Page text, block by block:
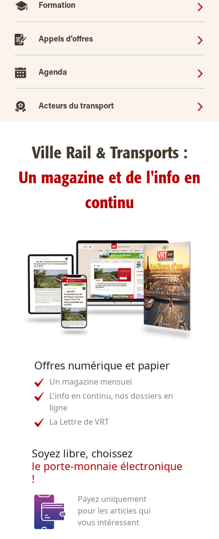
Formation
Appels d'offres
Agenda
Acteurs du transport
Ville Rail & Transports :
Un magazine et de l'info en
continu
Offres numérique et papier
Un magazine mensuel
L'info en continu, nos dossiers en
ligne
La Lettre de VRT
Soyez libre, choissez
le porte-monnaie électronique
!
Payez uniquement
pour les articles qui
vous intéressent